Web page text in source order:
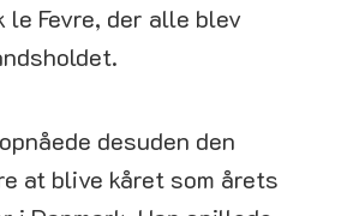
le Fevre, der alle blev
desuden den
at blive kåret som årets